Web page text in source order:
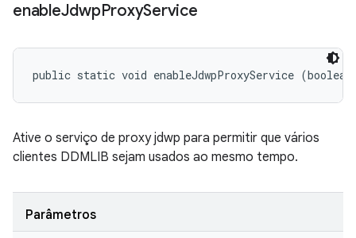
enableJdwpProxyService
public static void enableJdwpProxyService (boolean
Ative o serviço de proxy jdwp para permitir que vários
clientes DDMLIB sejam usados ao mesmo tempo.
Parâmetros